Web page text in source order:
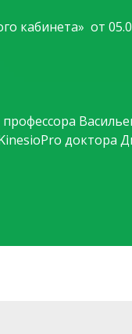
кабинета» от
доктора